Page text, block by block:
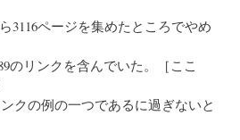
3116ページを集めたところでやめ
のリンクを含んでいた。［ここ
クの例の一つであるに過ぎないと